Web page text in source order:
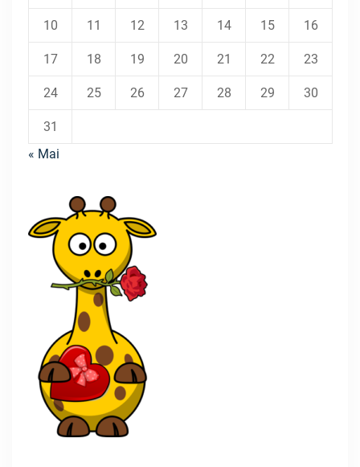
10 11 12 13 14 15 16
17 18 19 20 21 22 23
24 25 26 27 28 29 30
31
« Mai